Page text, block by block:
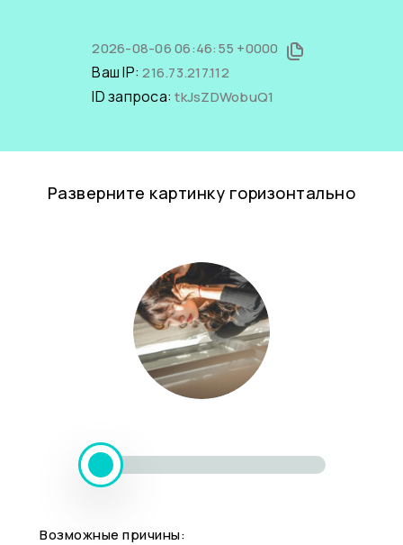
2026-08-06 06:46:55 +0000
Ваш IP:216.73.217.112
ID запроса:tkJsZDWobuQ1
Разверните картинку горизонтально
Возможные причины: